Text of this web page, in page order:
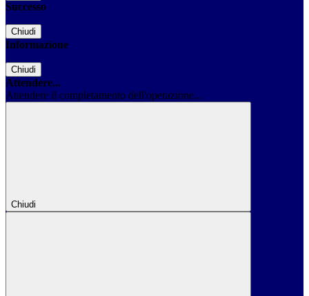
Successo
Chiudi
Informazione
Chiudi
Attendere...
Attendere il completamento dell'operazione...
Chiudi